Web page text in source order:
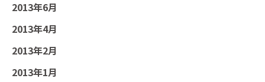
2013年6月
2013年4月
2013年2月
2013年1月